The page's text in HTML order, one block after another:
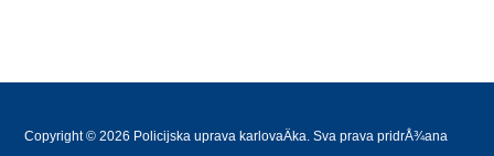
Copyright © 2026 Policijska uprava karlovaÄka. Sva prava pridrÅ¾ana